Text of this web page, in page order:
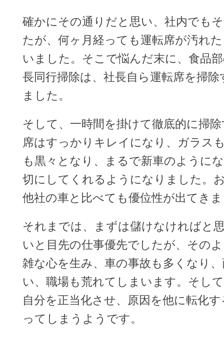
確かにその通りだと思い、社内でも
たが、何ヶ月経っても運転席が汚れ
いました。そこで悩んだ末に、食品
長同行掃除は、社長自ら運転席を掃
ました。
そして、一時間を掛けて徹底的に掃
席はすっかりキレイになり、ガラス
も黒々となり、まるで新車のように
切にしてくれるようになりました。
他社の車と比べても優位性が出てき
それまでは、まずは儲けなければと
いと目先の仕事優先でしたが、その
雑な心を生み、車の事故も多くなり
い、職場も荒れてしまいます。そし
自分を正当化させ、原因を他に転化
ってしまうようです。